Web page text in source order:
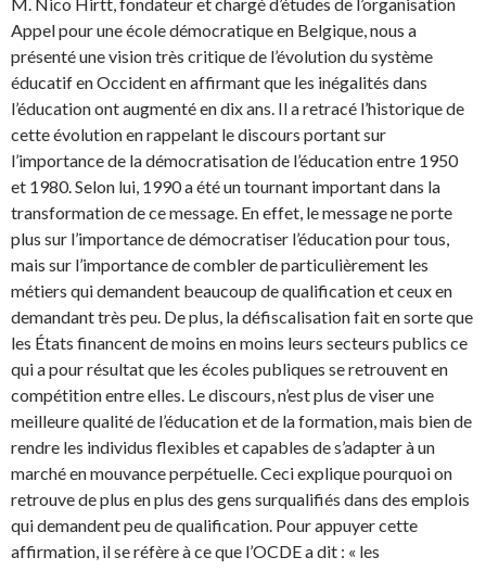
Appel pour une école démocratique en Belgique, nous a
présenté une vision très critique de l’évolution du système
éducatif en Occident en affirmant que les inégalités dans
l’éducation ont augmenté en dix ans. Il a retracé l’historique de
cette évolution en rappelant le discours portant sur
l’importance de la démocratisation de l’éducation entre 1950
et 1980. Selon lui, 1990 a été un tournant important dans la
transformation de ce message. En effet, le message ne porte
plus sur l’importance de démocratiser l’éducation pour tous,
mais sur l’importance de combler de particulièrement les
métiers qui demandent beaucoup de qualification et ceux en
demandant très peu. De plus, la défiscalisation fait en sorte que
les États financent de moins en moins leurs secteurs publics ce
qui a pour résultat que les écoles publiques se retrouvent en
compétition entre elles. Le discours, n’est plus de viser une
meilleure qualité de l’éducation et de la formation, mais bien de
rendre les individus flexibles et capables de s’adapter à un
marché en mouvance perpétuelle. Ceci explique pourquoi on
retrouve de plus en plus des gens surqualifiés dans des emplois
qui demandent peu de qualification. Pour appuyer cette
affirmation, il se réfère à ce que l’OCDE a dit : « les